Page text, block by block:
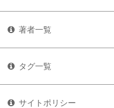
著者一覧
タグ一覧
サイトポリシー